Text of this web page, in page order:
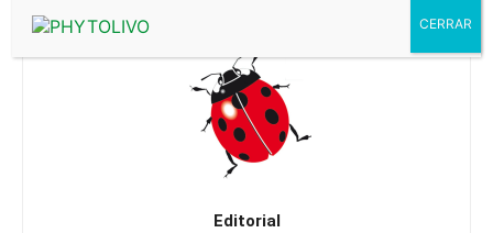
Editorial